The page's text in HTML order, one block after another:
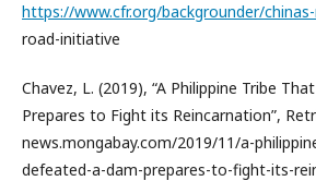
https://www.cfr.org/backgrounder/
road-initiative
Chavez, L. (2019), “A Philippine Tribe
Prepares to Fight its Reincarnation”,
news.mongabay.com/2019/11/a-
defeated-a-dam-prepares-to-fight-its-